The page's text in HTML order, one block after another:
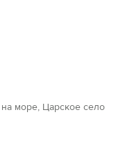
море, Царское село